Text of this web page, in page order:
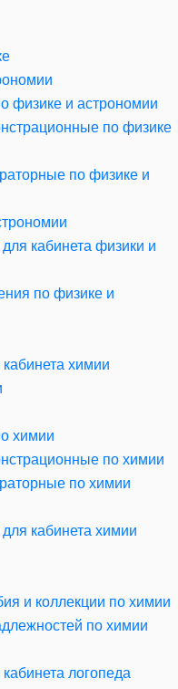
физике и астрономии
по физике
по физике и
кабинета физики и
по физике и
химии
химии
по химии
по химии
кабинета химии
и коллекции по химии
по химии
логопеда